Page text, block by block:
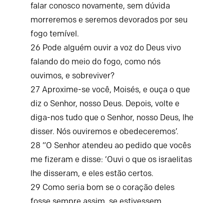
falar conosco novamente, sem dúvida
morreremos e seremos devorados por seu
fogo temível.
26 Pode alguém ouvir a voz do Deus vivo
falando do meio do fogo, como nós
ouvimos, e sobreviver?
27 Aproxime-se você, Moisés, e ouça o que
diz o Senhor, nosso Deus. Depois, volte e
diga-nos tudo que o Senhor, nosso Deus, lhe
disser. Nós ouviremos e obedeceremos’.
28 “O Senhoratendeu ao pedido que vocês
me fizeram e disse: ‘Ouvi o que os israelitas
lhe disseram, e eles estão certos.
29 Como seria bom se o coração deles